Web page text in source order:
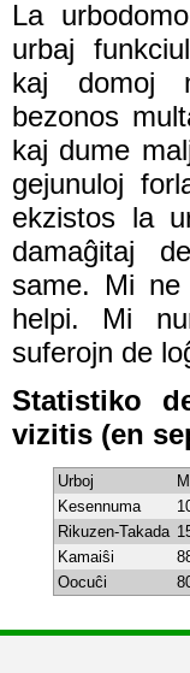
La
urbaj
kaj domoj
bezonos
kaj dume
gejunuloj
ekzistos la
damaĝitaj
same. Mi
helpi. Mi
suferojn de
Statistiko
vizitis (en
Urboj
Kesennuma
Rikuzen-Takada
Kamaiŝi
Oocuĉi